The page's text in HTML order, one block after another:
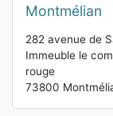
Montmélian
282 avenue de
Immeuble le
rouge
73800